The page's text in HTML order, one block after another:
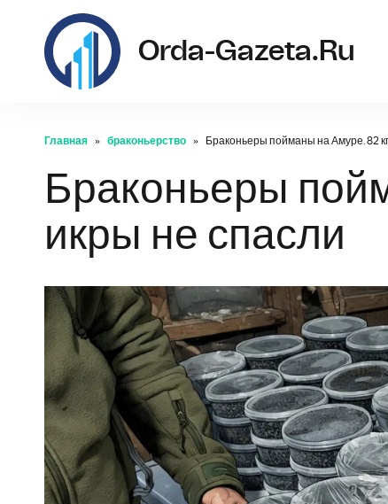
Orda-Gazeta.ru
Главная браконьерство Браконьеры пойманы на Амуре. 82
Браконьеры
икры не спасли